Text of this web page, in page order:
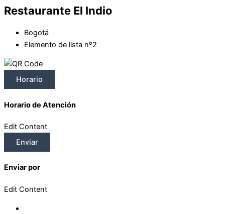
Restaurante El Indio
Bogotá
Elemento de lista nº2
Horario
Horario de Atención
Edit Content
Enviar
Enviar por
Edit Content